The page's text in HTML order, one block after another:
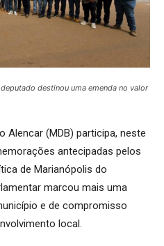
destinou uma emenda no valor
Alencar (MDB) participa, neste
antecipadas pelos
de Marianópolis do
marcou mais uma
e de compromisso
local.